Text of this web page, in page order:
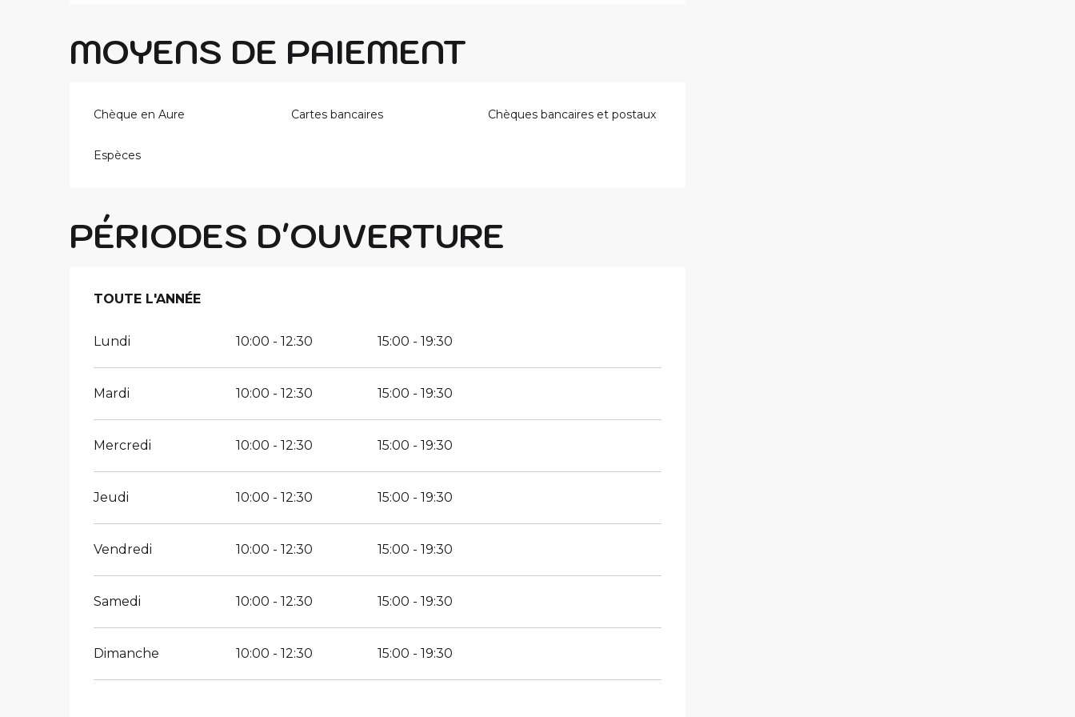
MOYENS DE PAIEMENT
Chèque en Aure Cartes bancaires Chèques bancaires et postaux
Espèces
PÉRIODES D'OUVERTURE
TOUTE L'ANNÉE
TOUTE L'ANNÉE
Lundi 10:00 - 12:30 15:00 - 19:30
Mardi 10:00 - 12:30 15:00 - 19:30
Mercredi 10:00 - 12:30 15:00 - 19:30
Jeudi 10:00 - 12:30 15:00 - 19:30
Vendredi 10:00 - 12:30 15:00 - 19:30
Samedi 10:00 - 12:30 15:00 - 19:30
Dimanche 10:00 - 12:30 15:00 - 19:30